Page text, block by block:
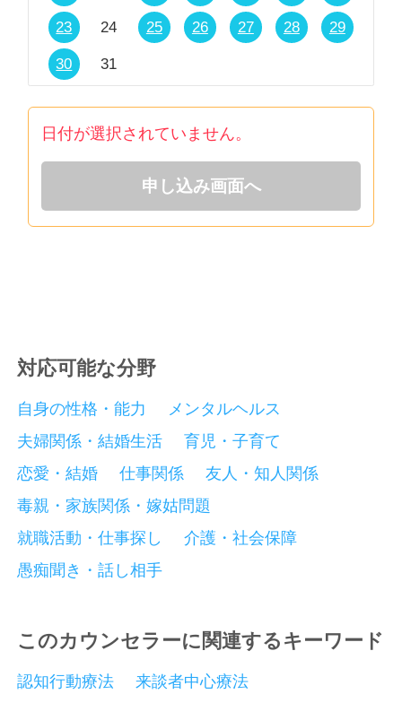
23 24 25 26 27 28 29
30 31
日付が選択されていません。
申し込み画面へ
対応可能な分野
自身の性格・能力
メンタルヘルス
夫婦関係・結婚生活
育児・子育て
恋愛・結婚
仕事関係
友人・知人関係
毒親・家族関係・嫁姑問題
就職活動・仕事探し
介護・社会保障
愚痴聞き・話し相手
このカウンセラーに関連するキーワード
認知行動療法
来談者中心療法